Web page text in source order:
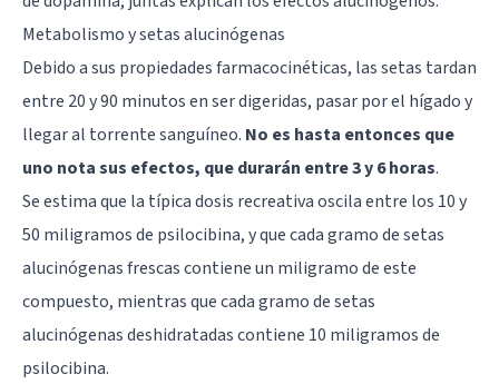
Metabolismo y setas alucinógenas
Debido a sus propiedades farmacocinéticas, las setas tardan
entre 20 y 90 minutos en ser digeridas, pasar por el hígado y
llegar al torrente sanguíneo. No es hasta entonces que
uno nota sus efectos, que durarán entre 3 y 6 horas.
Se estima que la típica dosis recreativa oscila entre los 10 y
50 miligramos de psilocibina, y que cada gramo de setas
alucinógenas frescas contiene un miligramo de este
compuesto, mientras que cada gramo de setas
alucinógenas deshidratadas contiene 10 miligramos de
psilocibina.